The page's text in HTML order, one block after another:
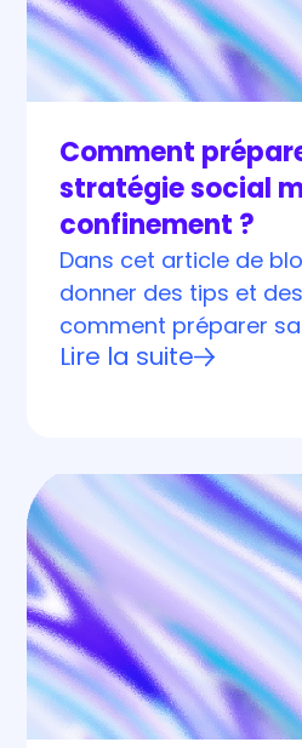
Comment
stratégie social
confinement ?
Dans cet article de
donner des tips et
comment préparer sa
Lire la suite